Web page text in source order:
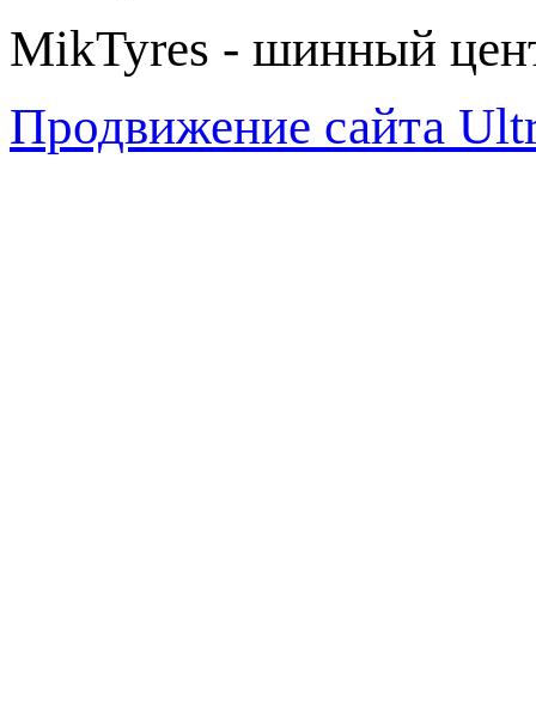
MikTyres - шинный
Продвижение сайта